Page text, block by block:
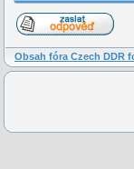
Obsah fóra Czech DDR